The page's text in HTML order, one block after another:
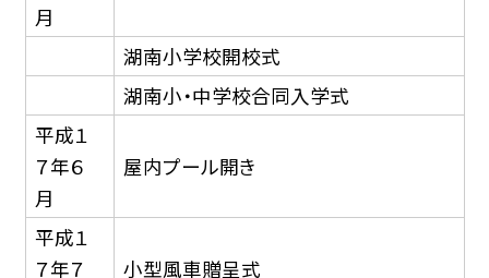
月
湖南小学校開校式
湖南小・中学校合同入学式
平成１
７年６
月
屋内プール開き
平成１
７年７
小型風車贈呈式